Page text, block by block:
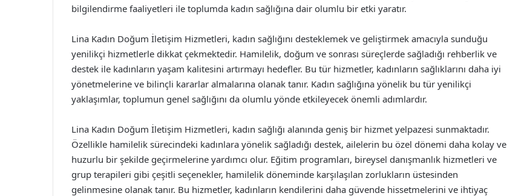
bilgilendirme faaliyetleri ile toplumda kadın sağlığına dair olumlu bir etki yaratır.
Lina Kadın Doğum İletişim Hizmetleri, kadın sağlığını desteklemek ve geliştirmek amacıyla sunduğu
yenilikçi hizmetlerle dikkat çekmektedir. Hamilelik, doğum ve sonrası süreçlerde sağladığı rehberlik ve
destek ile kadınların yaşam kalitesini artırmayı hedefler. Bu tür hizmetler, kadınların sağlıklarını daha iyi
yönetmelerine ve bilinçli kararlar almalarına olanak tanır. Kadın sağlığına yönelik bu tür yenilikçi
yaklaşımlar, toplumun genel sağlığını da olumlu yönde etkileyecek önemli adımlardır.
Lina Kadın Doğum İletişim Hizmetleri, kadın sağlığı alanında geniş bir hizmet yelpazesi sunmaktadır.
Özellikle hamilelik sürecindeki kadınlara yönelik sağladığı destek, ailelerin bu özel dönemi daha kolay ve
huzurlu bir şekilde geçirmelerine yardımcı olur. Eğitim programları, bireysel danışmanlık hizmetleri ve
grup terapileri gibi çeşitli seçenekler, hamilelik döneminde karşılaşılan zorlukların üstesinden
gelinmesine olanak tanır. Bu hizmetler, kadınların kendilerini daha güvende hissetmelerini ve ihtiyaç